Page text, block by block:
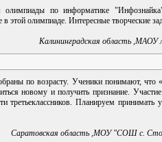
олимпиады по информатике
этой олимпиаде. Интересные творческие
Калининградская область ,МАОУ
по возрасту. Ученики понимают, что
новому и получить признание.
третьеклассников. Планируем
Саратовская область ,МОУ "СОШ с.